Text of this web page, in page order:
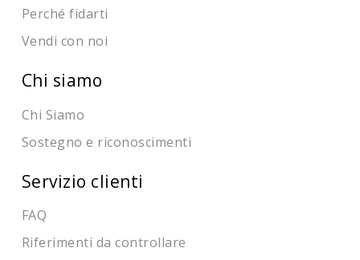
Perché fidarti
Vendi con noi
Chi siamo
Chi Siamo
Sostegno e riconoscimenti
Servizio clienti
FAQ
Riferimenti da controllare